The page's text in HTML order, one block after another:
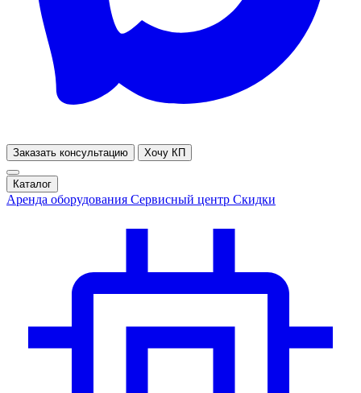
Заказать консультацию Хочу КП
Каталог
Аренда оборудования Сервисный центр Скидки